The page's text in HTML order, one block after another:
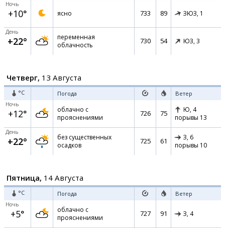
Ночь
+10° ясно 733 89 ЗЮЗ, 1
День
+22°
переменная
облачность
730 54 ЮЗ, 3
Четверг, 13 Августа
°C Погода Ветер
Ночь
+12°
облачно с
прояснениями
726 75 Ю, 4
порывы 13
День
+22°
без существенных
осадков
725 61 З, 6
порывы 10
Пятница, 14 Августа
°C Погода Ветер
Ночь
+5°
облачно с
прояснениями
727 91 З, 4